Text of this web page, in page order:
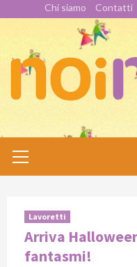
content
Chi siamo Contatti
Menu
Lavoretti
Arriva
fantasmi!